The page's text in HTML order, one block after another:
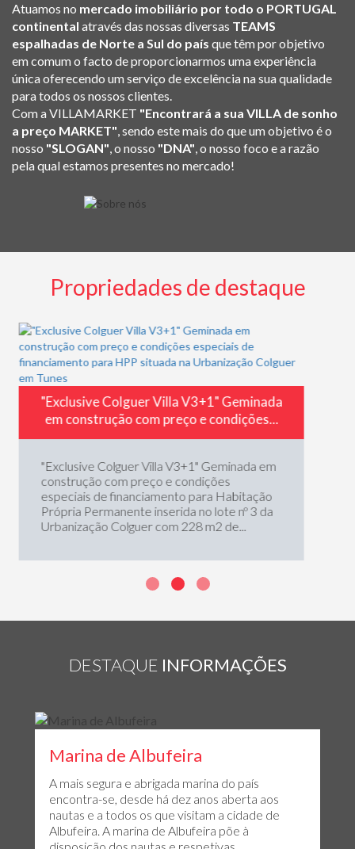
Atuamos no mercado imobiliário por todo o PORTUGAL
continental através das nossas diversas TEAMS
espalhadas de Norte a Sul do país que têm por objetivo
em comum o facto de proporcionarmos uma experiência
única oferecendo um serviço de excelência na sua qualidade
para todos os nossos clientes.
Com a VILLAMARKET "Encontrará a sua VILLA de sonho
a preço MARKET", sendo este mais do que um objetivo é o
nosso "SLOGAN", o nosso "DNA", o nosso foco e a razão
pela qual estamos presentes no mercado!
Propriedades de destaque
Geminada
em
Habitação
nº 3 da
Moradia V2 com vista mar
condomínio fechado com
condomínio fechado composto
moradias, piscina e
em Patroves, Albufeira. Com
tranquilo e vistas
DESTAQUE INFORMAÇÕES
Marina de Albufeira
A mais segura e abrigada marina do país
encontra-se, desde há dez anos aberta aos
nautas e a todos os que visitam a cidade de
Albufeira. A marina de Albufeira põe à